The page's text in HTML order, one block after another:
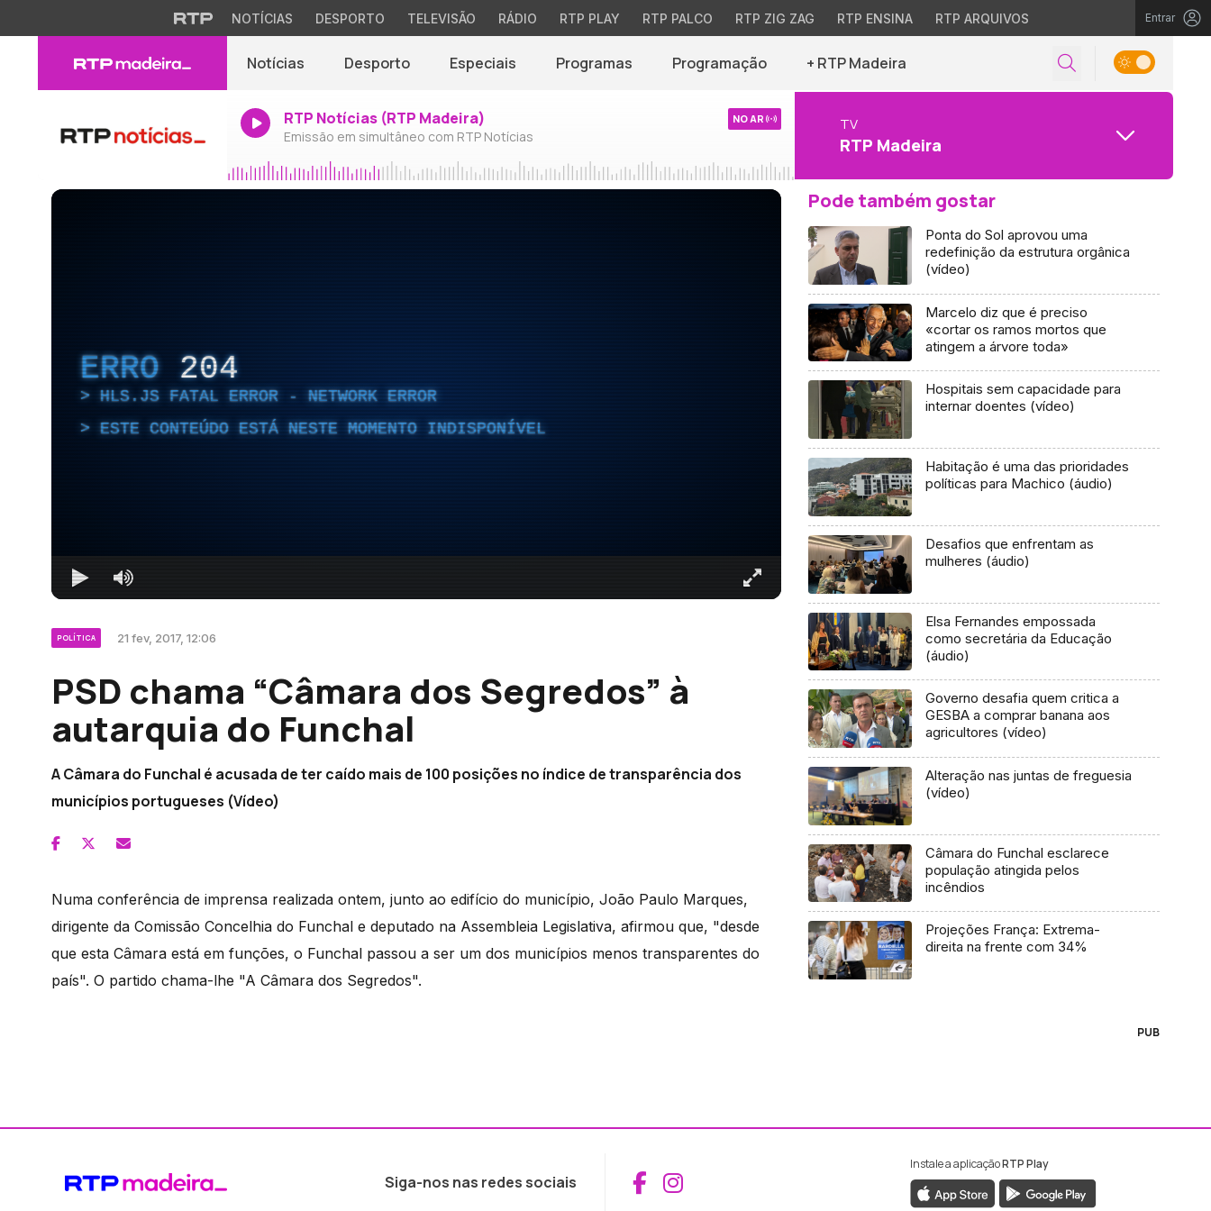
NOTÍCIAS DESPORTO TELEVISÃO RÁDIO RTP PLAY RTP PALCO RTP ZIG ZAG RTP ENSINA RTP ARQUIVOS Entrar
Notícias Desporto Especiais Programas Programação + RTP Madeira
RTP Notícias (RTP Madeira)
Emissão em simultâneo com RTP Notícias
NO AR TV
RTP Madeira
ERRO 204
HLS.JS FATAL ERROR - NETWORK ERROR
ESTE CONTEÚDO ESTÁ NESTE MOMENTO INDISPONÍVEL
POLÍTICA 21 fev, 2017, 12:06
PSD chama “Câmara dos Segredos” à
autarquia do Funchal
A Câmara do Funchal é acusada de ter caído mais de 100 posições no índice de transparência dos
municípios portugueses (Vídeo)
Numa conferência de imprensa realizada ontem, junto ao edifício do município, João Paulo Marques,
dirigente da Comissão Concelhia do Funchal e deputado na Assembleia Legislativa, afirmou que, "desde
que esta Câmara está em funções, o Funchal passou a ser um dos municípios menos transparentes do
país". O partido chama-lhe "A Câmara dos Segredos".
Pode também gostar
Ponta do Sol aprovou uma
redefinição da estrutura orgânica
(vídeo)
Marcelo diz que é preciso
«cortar os ramos mortos que
atingem a árvore toda»
Hospitais sem capacidade para
internar doentes (vídeo)
Habitação é uma das prioridades
políticas para Machico (áudio)
Desafios que enfrentam as
mulheres (áudio)
Elsa Fernandes empossada
como secretária da Educação
(áudio)
Governo desafia quem critica a
GESBA a comprar banana aos
agricultores (vídeo)
Alteração nas juntas de freguesia
(vídeo)
Câmara do Funchal esclarece
população atingida pelos
incêndios
Projeções França: Extrema-
direita na frente com 34%
PUB
Siga-nos nas redes sociais Aceder ao Facebook da RTP Madeira
Aceder ao Instagram da RTP Madeira
Instale a aplicaçãoRTP Play